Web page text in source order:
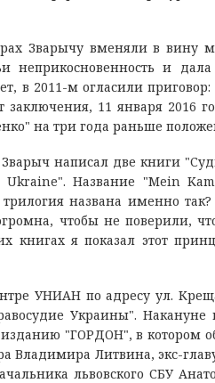
Зварычу вменяли в вину
неприкосновенность и
в 2011-м огласили
11 января 2016
на три года раньше
написал две книги
Название "Mein
названа именно
чтобы не поверили,
книгах я показал этот
УНИАН по адресу ул.
Украины". Накануне
"ГОРДОН", в котором
Владимира Литвина, экс-
львовского СБУ